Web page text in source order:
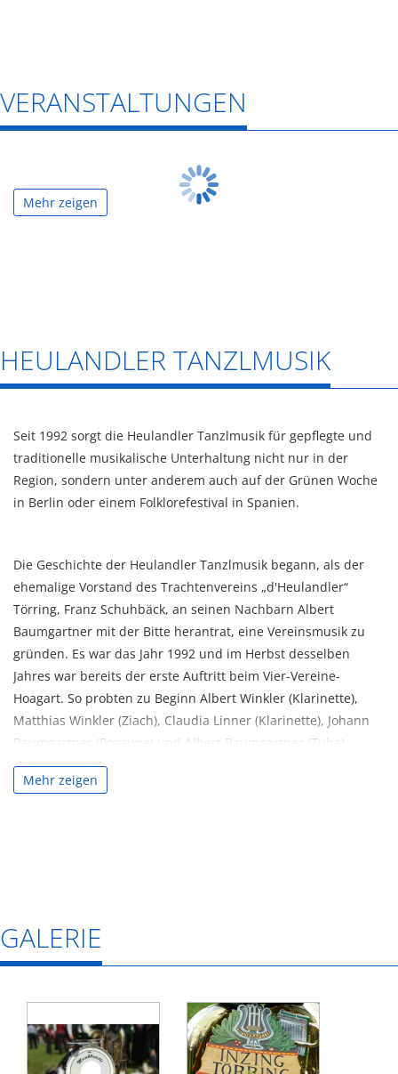
VERANSTALTUNGEN
Mehr zeigen
HEULANDLER TANZLMUSIK
Seit 1992 sorgt die Heulandler Tanzlmusik für gepflegte und
traditionelle musikalische Unterhaltung nicht nur in der
Region, sondern unter anderem auch auf der Grünen Woche
in Berlin oder einem Folklorefestival in Spanien.
Die Geschichte der Heulandler Tanzlmusik begann, als der
ehemalige Vorstand des Trachtenvereins „d'Heulandler“
Törring, Franz Schuhbäck, an seinen Nachbarn Albert
Baumgartner mit der Bitte herantrat, eine Vereinsmusik zu
gründen. Es war das Jahr 1992 und im Herbst desselben
Jahres war bereits der erste Auftritt beim Vier-Vereine-
Hoagart. So probten zu Beginn Albert Winkler (Klarinette),
Matthias Winkler (Ziach), Claudia Linner (Klarinette), Johann
Baumgartner (Posaune) und Albert Baumgartner (Tuba)
gemeinsam. Anfangs fehlte es noch an geeignetem
Notenmaterial aber mit Freude am Musizieren wurden die
(Tenorhorn), Albert Baumgartner sen. (Tuba).
bekommen. Durch die Verwendung einer neu angeschafften
F-Tuba wurde die Klangfarbe der Tanzlmusik entscheidend
beeinflusst.
Mehr zeigen
GALERIE